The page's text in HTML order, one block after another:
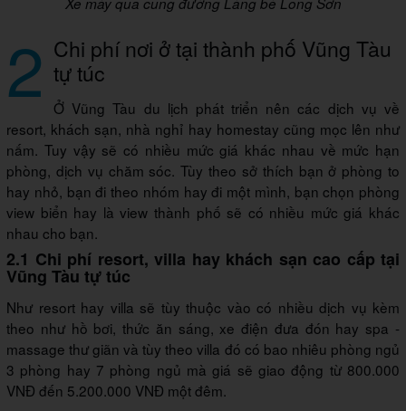
2 Chi phí nơi ở tại thành phố Vũng Tàu
tự túc
Ở Vũng Tàu du lịch phát triển nên các dịch vụ về
resort, khách sạn, nhà nghỉ hay homestay cũng mọc lên như
nấm. Tuy vậy sẽ có nhiều mức giá khác nhau về mức hạn
phòng, dịch vụ chăm sóc. Tùy theo sở thích bạn ở phòng to
hay nhỏ, bạn đi theo nhóm hay đi một mình, bạn chọn phòng
view biển hay là view thành phố sẽ có nhiều mức giá khác
nhau cho bạn.
2.1 Chi phí resort, villa hay khách sạn cao cấp tại
Vũng Tàu tự túc
Như resort hay villa sẽ tùy thuộc vào có nhiều dịch vụ kèm
theo như hồ bơi, thức ăn sáng, xe điện đưa đón hay spa -
massage thư giãn và tùy theo villa đó có bao nhiêu phòng ngủ
3 phòng hay 7 phòng ngủ mà giá sẽ giao động từ 800.000
VNĐ đến 5.200.000 VNĐ một đêm.